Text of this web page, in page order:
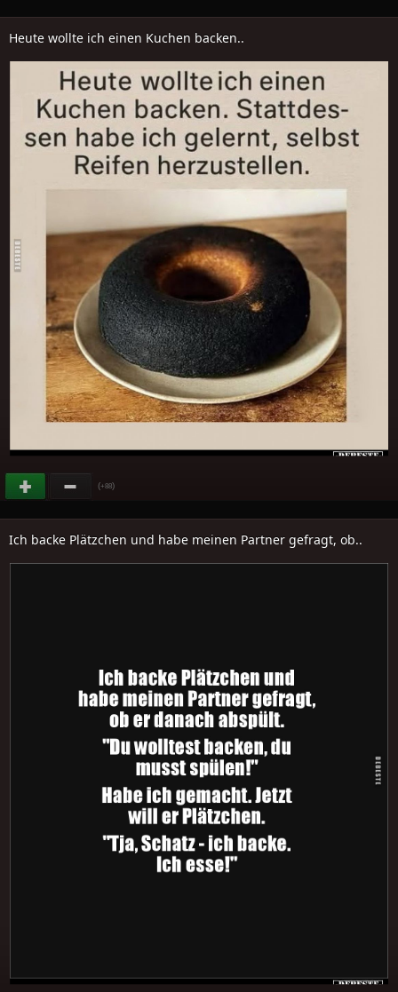
Heute wollte ich einen Kuchen backen..
(+88)
Ich backe Plätzchen und habe meinen Partner gefragt, ob..